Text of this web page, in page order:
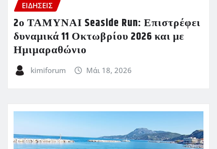
ΕΙΔΗΣΕΙΣ
2ο ΤΑΜΥΝΑΙ Seaside Run: Επιστρέφει
δυναμικά 11 Οκτωβρίου 2026 και με
Ημιμαραθώνιο
kimiforum Μάι 18, 2026